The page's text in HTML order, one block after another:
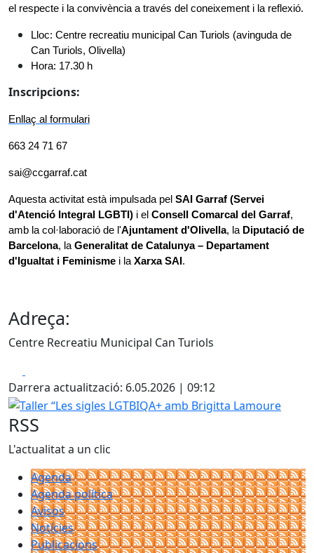
el respecte i la convivència a través del coneixement i la reflexió.
Lloc: Centre recreatiu municipal Can Turiols (avinguda de
Can Turiols, Olivella)
Hora: 17.30 h
Inscripcions:
Enllaç al formulari
663 24 71 67
sai@ccgarraf.cat
Aquesta activitat està impulsada pel SAI Garraf (Servei
d'Atenció Integral LGBTI) i el Consell Comarcal del Garraf,
amb la col·laboració de l'Ajuntament d'Olivella, la Diputació de
Barcelona, la Generalitat de Catalunya – Departament
d'Igualtat i Feminisme i la Xarxa SAI .
Adreça:
Centre Recreatiu Municipal Can Turiols
Darrera actualització: 6.05.2026 | 09:12
Taller “Les sigles LGTBIQA+ amb Brigitta Lamoure
RSS
L'actualitat a un clic
Agenda
Agenda política
Avisos
Notícies
Publicacions